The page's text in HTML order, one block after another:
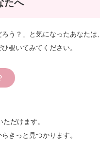
たへ
う？」と気になったあなたは、
覗いてみてください。
だけます。
きっと見つかります。